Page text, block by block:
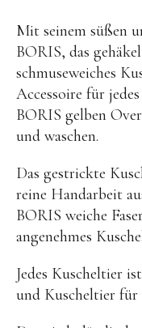
studio
YEYE
the
Mit seinem süßen
BORIS, das
schmuseweiches
Accessoire für
BORIS gelben
und waschen.
Das gestrickte
reine Handarbeit
BORIS weiche
angenehmes
Jedes Kuscheltier
und Kuscheltier für